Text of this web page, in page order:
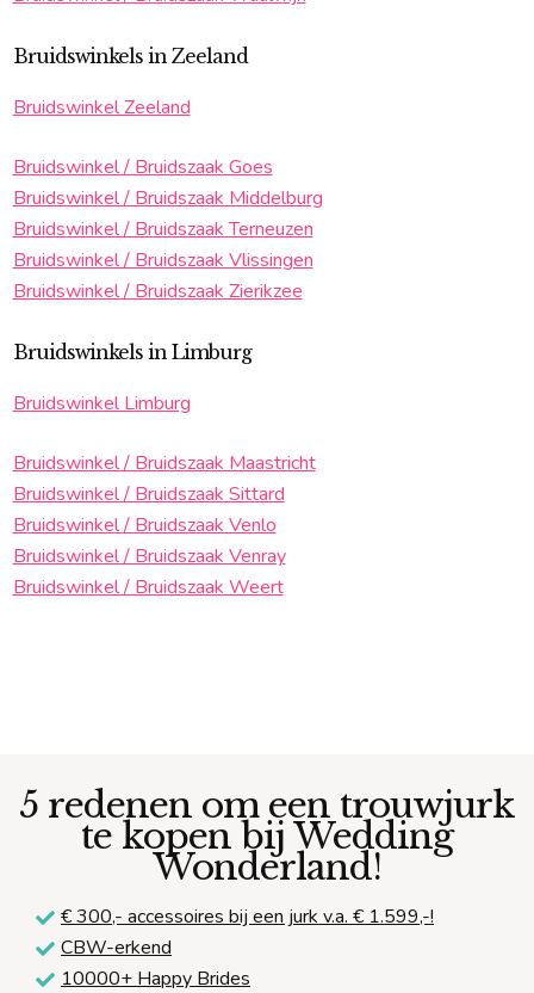
Bruidswinkels in Zeeland
Bruidswinkel Zeeland
Bruidswinkel / Bruidszaak Goes
Bruidswinkel / Bruidszaak Middelburg
Bruidswinkel / Bruidszaak Terneuzen
Bruidswinkel / Bruidszaak Vlissingen
Bruidswinkel / Bruidszaak Zierikzee
Bruidswinkels in Limburg
Bruidswinkel Limburg
Bruidswinkel / Bruidszaak Maastricht
Bruidswinkel / Bruidszaak Sittard
Bruidswinkel / Bruidszaak Venlo
Bruidswinkel / Bruidszaak Venray
Bruidswinkel / Bruidszaak Weert
5 redenen om een trouwjurk
te kopen bij Wedding
Wonderland!
€ 300,- accessoires bij een jurk v.a. € 1.599,-!
CBW-erkend
10000+ Happy Brides